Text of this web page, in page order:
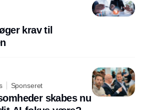
krav til
Sponseret
skabes nu